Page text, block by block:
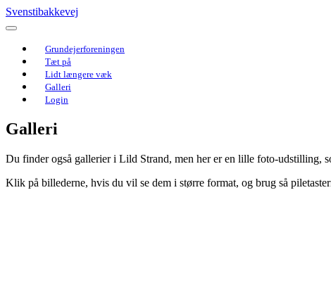
Svenstibakkevej
Grundejerforeningen
Tæt på
Lidt længere væk
Galleri
Login
Galleri
Du finder også gallerier i Lild Strand, men her er en lille foto-udstilling,
Klik på billederne, hvis du vil se dem i større format, og brug så